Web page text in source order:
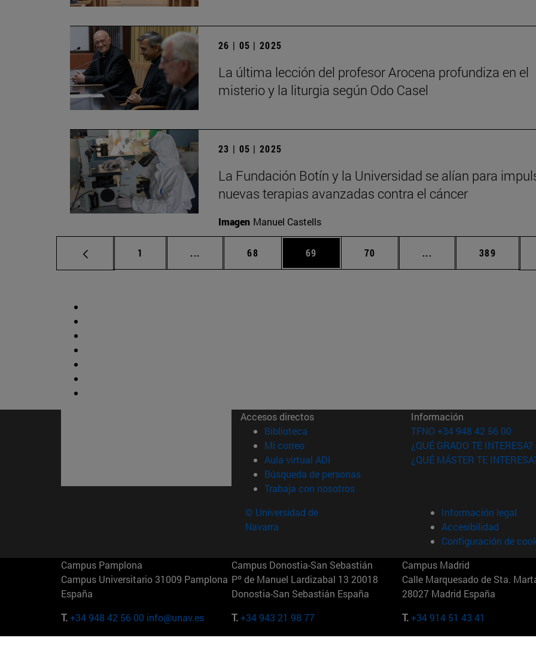
26 | 05 | 2025
La última lección del profesor Arocena profundiza en el
misterio y la liturgia según Odo Casel
23 | 05 | 2025
La Fundación Botín y la Universidad se alían para
nuevas terapias avanzadas contra el cáncer
Imagen Manuel Castells
Página
1 ... Páginas intermedias Use TAB para desplazarse.
Página
68 Página
69 Página
70 ... Páginas intermedias
Página
389
Accesos directos
Biblioteca (abre en nueva ventana)
Mi correo(abre en nueva ventana)
Aula virtual ADI (abre en nueva ventana)
Búsqueda de personas(abre en nueva ventana)
Trabaja con nosotros(abre en nueva ventana)
Información
TFNO +34 948 42 56 00
¿QUÉ GRADO TE INTERESA?
¿QUÉ MÁSTER TE
© Universidad de
Navarra
Información legal
Accesibilidad
Configuración de
Campus Pamplona
Campus Universitario 31009 Pamplona
España
T.+34 948 42 56 00 info@unav.es
Campus Donostia-San Sebastián
Pº de Manuel Lardizabal 13 20018
Donostia-San Sebastián España
T.+34 943 21 98 77
Campus Madrid
Calle Marquesado de Sta.
28027 Madrid España
T.+34 914 51 43 41